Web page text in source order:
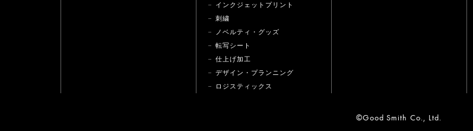
インクジェットプリント
刺繍
ノベルティ・グッズ
転写シート
仕上げ加工
デザイン・プランニング
ロジスティックス
©Good Smith Co., Ltd.